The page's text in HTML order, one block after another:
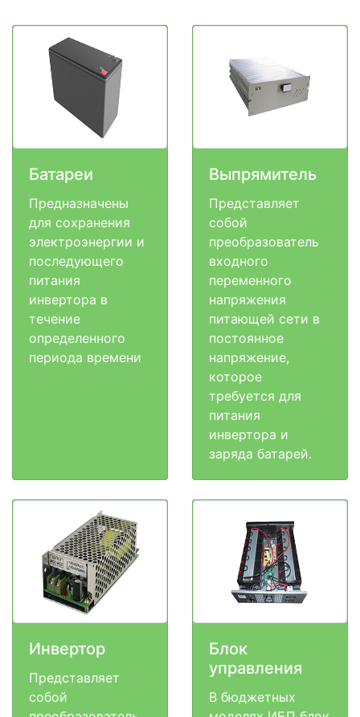
Батареи
Предназначены
для сохранения
электроэнергии и
последующего
питания
инвертора в
течение
определенного
периода времени
Выпрямитель
Представляет
собой
преобразователь
входного
переменного
напряжения
питающей сети в
постоянное
напряжение,
которое
требуется для
питания
инвертора и
заряда батарей.
Инвертор
Представляет
собой
Блок
управления
В бюджетных